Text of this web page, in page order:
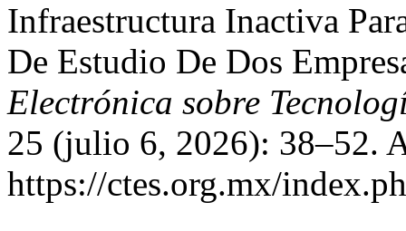
Infraestructura Inactiva
De Estudio De Dos
Electrónica sobre
25 (julio 6, 2026): 38–52.
https://ctes.org.mx/